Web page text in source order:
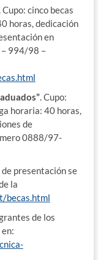
Cupo: cinco becas
horas, dedicación
en
994/98 –
. Cupo:
horaria: 40 horas,
de
0888/97-
presentación se
la
becas.html
de los